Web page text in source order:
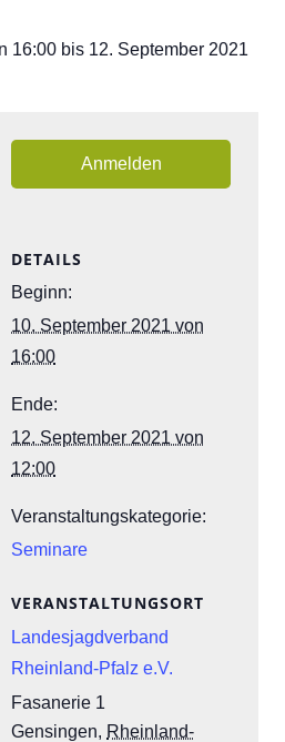
16:00 bis 12. September 2021
Anmelden
DETAILS
Beginn:
10. September 2021 von
16:00
Ende:
12. September 2021 von
12:00
Veranstaltungskategorie:
Seminare
VERANSTALTUNGSORT
Landesjagdverband
Rheinland-Pfalz e.V.
Fasanerie 1
Gensingen, Rheinland-